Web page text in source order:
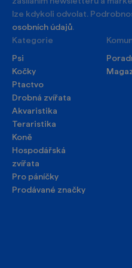
lze kdykoli odvolat.
osobních údajů.
Kategorie
Psi
Kočky
Ptactvo
Drobná zvířata
Akvaristika
Teraristika
Koně
Hospodářská
zvířata
Pro páníčky
Prodávané značky